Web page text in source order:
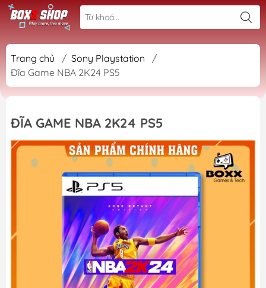
Trang chủ / Sony Playstation
/
Đĩa Game NBA 2K24 PS5
ĐĨA GAME NBA 2K24 PS5